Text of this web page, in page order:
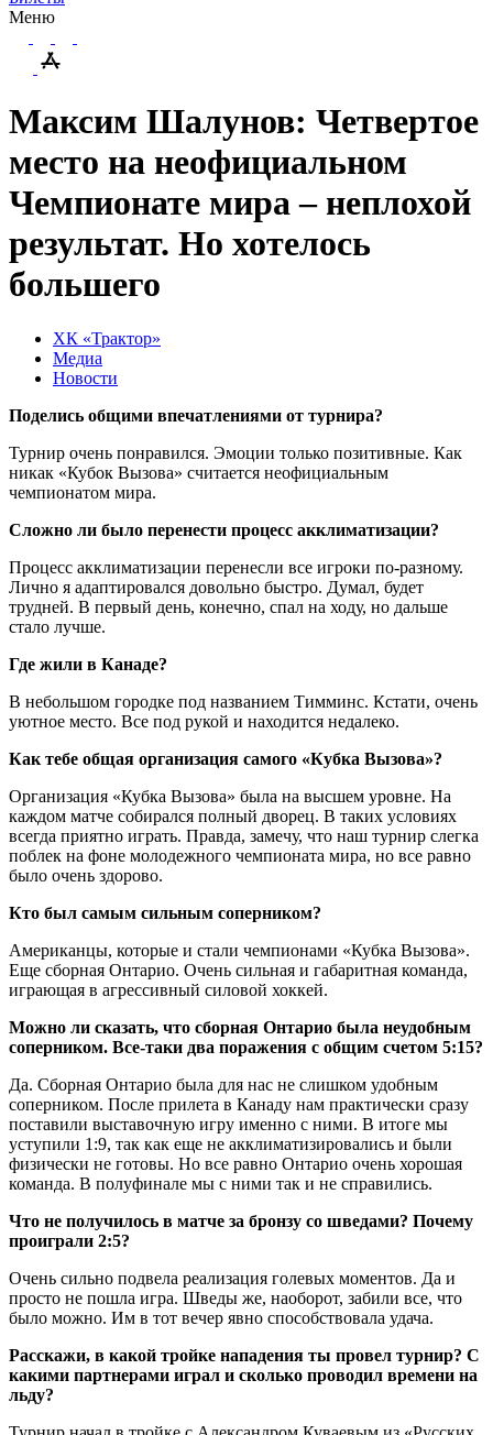
Меню
Максим Шалунов: Четвертое
место на неофициальном
Чемпионате мира – неплохой
результат. Но хотелось
большего
ХК «Трактор»
Медиа
Новости
Поделись общими впечатлениями от турнира?
Турнир очень понравился. Эмоции только позитивные. Как
никак «Кубок Вызова» считается неофициальным
чемпионатом мира.
Сложно ли было перенести процесс акклиматизации?
Процесс акклиматизации перенесли все игроки по-разному.
Лично я адаптировался довольно быстро. Думал, будет
трудней. В первый день, конечно, спал на ходу, но дальше
стало лучше.
Где жили в Канаде?
В небольшом городке под названием Тимминс. Кстати, очень
уютное место. Все под рукой и находится недалеко.
Как тебе общая организация самого «Кубка Вызова»?
Организация «Кубка Вызова» была на высшем уровне. На
каждом матче собирался полный дворец. В таких условиях
всегда приятно играть. Правда, замечу, что наш турнир слегка
поблек на фоне молодежного чемпионата мира, но все равно
было очень здорово.
Кто был самым сильным соперником?
Американцы, которые и стали чемпионами «Кубка Вызова».
Еще сборная Онтарио. Очень сильная и габаритная команда,
играющая в агрессивный силовой хоккей.
Можно ли сказать, что сборная Онтарио была неудобным
соперником. Все-таки два поражения с общим счетом 5:15?
Да. Сборная Онтарио была для нас не слишком удобным
соперником. После прилета в Канаду нам практически сразу
поставили выставочную игру именно с ними. В итоге мы
уступили 1:9, так как еще не акклиматизировались и были
физически не готовы. Но все равно Онтарио очень хорошая
команда. В полуфинале мы с ними так и не справились.
Что не получилось в матче за бронзу со шведами? Почему
проиграли 2:5?
Очень сильно подвела реализация голевых моментов. Да и
просто не пошла игра. Шведы же, наоборот, забили все, что
было можно. Им в тот вечер явно способствовала удача.
Расскажи, в какой тройке нападения ты провел турнир? С
какими партнерами играл и сколько проводил времени на
льду?